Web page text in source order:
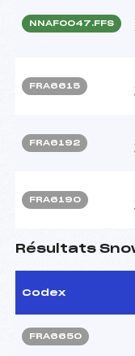
NNAF0047.FFS
FRA6615
FRA6192
FRA6190
Résultats
Codex
FRA6650